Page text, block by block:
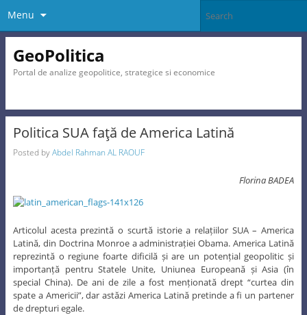
Menu
GeoPolitica
Portal de analize geopolitice, strategice si economice
Politica SUA faţă de America Latină
Posted byAbdel Rahman AL RAOUF
Florina BADEA
Articolul acesta prezintă o scurtă istorie a relațiilor SUA – America
Latină, din Doctrina Monroe a administrației Obama. America Latină
reprezintă o regiune foarte dificilă și are un potențial geopolitic și
importanță pentru Statele Unite, Uniunea Europeană și Asia (în
special China). De ani de zile a fost menționată drept “curtea din
spate a Americii”, dar astăzi America Latină pretinde a fi un partener
de drepturi egale.